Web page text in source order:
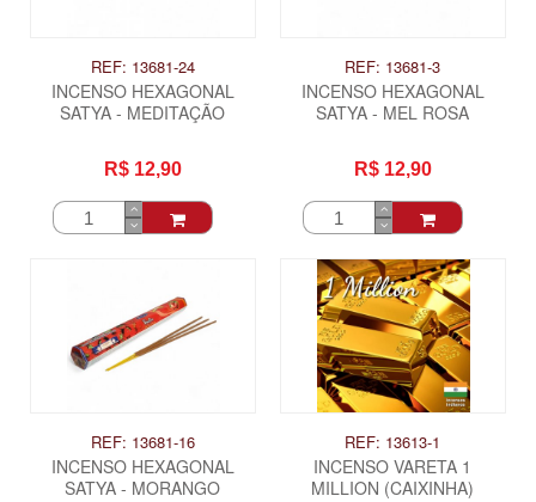
REF: 13681-24
INCENSO HEXAGONAL
SATYA - MEDITAÇÃO
R$ 12,90
REF: 13681-3
INCENSO HEXAGONAL
SATYA - MEL ROSA
R$ 12,90
REF: 13681-16
INCENSO HEXAGONAL
SATYA - MORANGO
REF: 13613-1
INCENSO VARETA 1
MILLION (CAIXINHA)